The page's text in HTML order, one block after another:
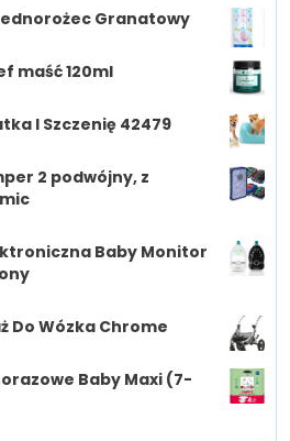
Granatowy
maść 120ml
I Szczenię 42479
2 podwójny, z
Baby Monitor
Do Wózka Chrome
Baby Maxi (7-